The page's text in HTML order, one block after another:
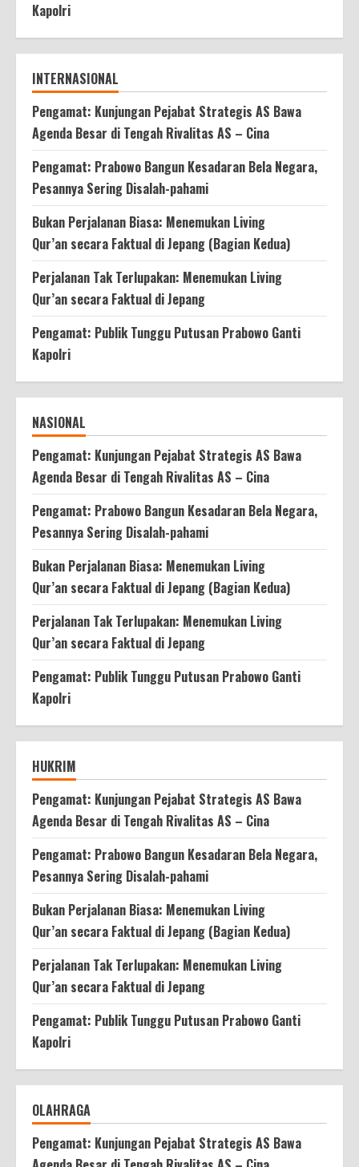
Kapolri
INTERNASIONAL
Pengamat: Kunjungan Pejabat Strategis AS Bawa
Agenda Besar di Tengah Rivalitas AS – Cina
Pengamat: Prabowo Bangun Kesadaran Bela Negara,
Pesannya Sering Disalah-pahami
Bukan Perjalanan Biasa: Menemukan Living
Qur’an secara Faktual di Jepang (Bagian Kedua)
Perjalanan Tak Terlupakan: Menemukan Living
Qur’an secara Faktual di Jepang
Pengamat: Publik Tunggu Putusan Prabowo Ganti
Kapolri
NASIONAL
Pengamat: Kunjungan Pejabat Strategis AS Bawa
Agenda Besar di Tengah Rivalitas AS – Cina
Pengamat: Prabowo Bangun Kesadaran Bela Negara,
Pesannya Sering Disalah-pahami
Bukan Perjalanan Biasa: Menemukan Living
Qur’an secara Faktual di Jepang (Bagian Kedua)
Perjalanan Tak Terlupakan: Menemukan Living
Qur’an secara Faktual di Jepang
Pengamat: Publik Tunggu Putusan Prabowo Ganti
Kapolri
HUKRIM
Pengamat: Kunjungan Pejabat Strategis AS Bawa
Agenda Besar di Tengah Rivalitas AS – Cina
Pengamat: Prabowo Bangun Kesadaran Bela Negara,
Pesannya Sering Disalah-pahami
Bukan Perjalanan Biasa: Menemukan Living
Qur’an secara Faktual di Jepang (Bagian Kedua)
Perjalanan Tak Terlupakan: Menemukan Living
Qur’an secara Faktual di Jepang
Pengamat: Publik Tunggu Putusan Prabowo Ganti
Kapolri
OLAHRAGA
Pengamat: Kunjungan Pejabat Strategis AS Bawa